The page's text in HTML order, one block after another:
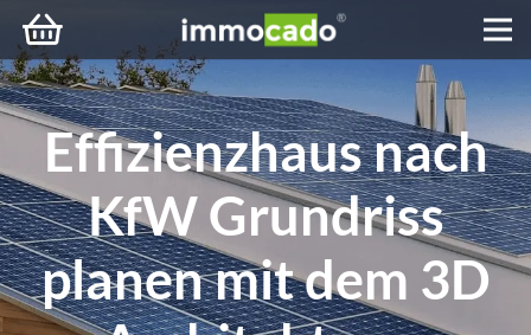
Effizienzhaus nach
KfW Grundriss
planen mit dem 3D